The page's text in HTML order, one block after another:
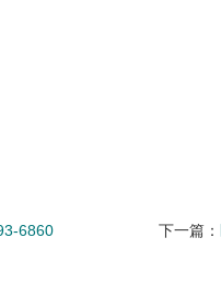
6860 下一篇：